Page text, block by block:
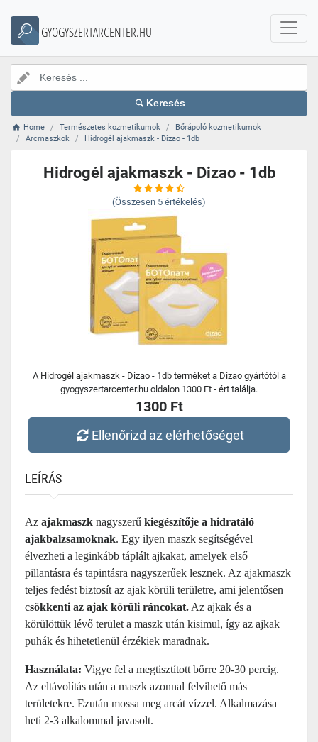
GYOGYSZERTARCENTER.HU
Keresés
Home Természetes kozmetikumok
Bőrápoló kozmetikumok
Arcmaszkok
Hidrogél ajakmaszk - Dizao - 1db
Hidrogél ajakmaszk - Dizao - 1db
(Összesen 5 értékelés)
A Hidrogél ajakmaszk - Dizao - 1db terméket a Dizao gyártótól a
gyogyszertarcenter.hu oldalon 1300 Ft - ért találja.
1300 Ft
Ellenőrizd az elérhetőséget
LEÍRÁS
Az ajakmaszk nagyszerű kiegészítője a hidratáló
ajakbalzsamoknak. Egy ilyen maszk segítségével
élvezheti a leginkább táplált ajkakat, amelyek első
pillantásra és tapintásra nagyszerűek lesznek. Az ajakmaszk
teljes fedést biztosít az ajak körüli területre, ami jelentősen
csökkenti az ajak körüli ráncokat. Az ajkak és a
körülöttük lévő terület a maszk után kisimul, így az ajkak
puhák és hihetetlenül érzékiek maradnak.
Használata: Vigye fel a megtisztított bőrre 20-30 percig.
Az eltávolítás után a maszk azonnal felvihető más
területekre. Ezután mossa meg arcát vízzel. Alkalmazása
heti 2-3 alkalommal javasolt.